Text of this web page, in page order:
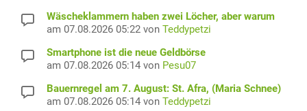
Wäscheklammern haben zwei Löcher, aber warum
am 07.08.2026 05:22 von Teddypetzi
Smartphone ist die neue Geldbörse
am 07.08.2026 05:14 von Pesu07
Bauernregel am 7. August: St. Afra, (Maria Schnee)
am 07.08.2026 05:14 von Teddypetzi